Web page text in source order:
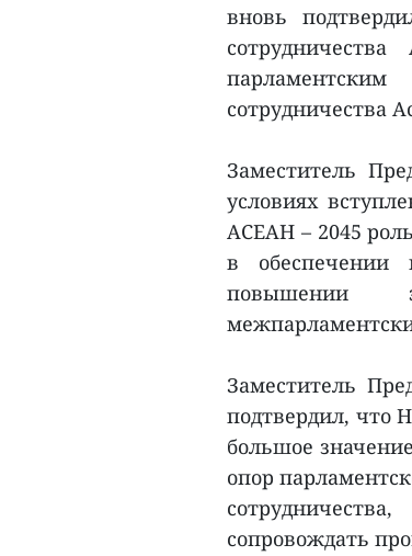
вновь
сотрудничества
Заместитель
условиях
АСЕАН – 2045
в обеспечении
повышении
Заместитель
подтвердил, что
большое
опор
сопровождать